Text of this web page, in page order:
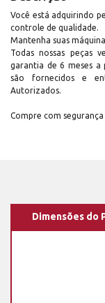
Você está adquirindo
controle de qualidade.
Mantenha suas
Todas nossas peças
garantia de 6 meses a
são fornecidos e
Autorizados.
Compre com
Dimensões do